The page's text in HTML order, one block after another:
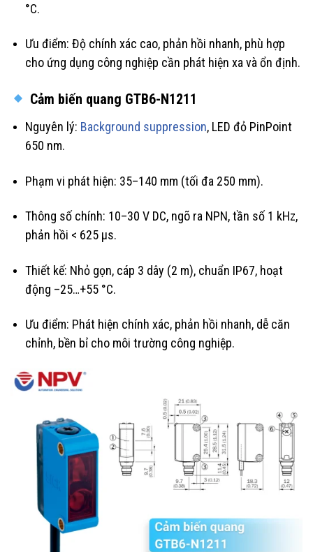
°C.
Ưu điểm: Độ chính xác cao, phản hồi nhanh, phù hợp
cho ứng dụng công nghiệp cần phát hiện xa và ổn định.
Cảm biến quang GTB6-N1211
Nguyên lý: Background suppression, LED đỏ PinPoint
650 nm.
Phạm vi phát hiện: 35–140 mm (tối đa 250 mm).
Thông số chính: 10–30 V DC, ngõ ra NPN, tần số 1 kHz,
phản hồi < 625 µs.
Thiết kế: Nhỏ gọn, cáp 3 dây (2 m), chuẩn IP67, hoạt
động –25…+55 °C.
Ưu điểm: Phát hiện chính xác, phản hồi nhanh, dễ căn
chỉnh, bền bỉ cho môi trường công nghiệp.